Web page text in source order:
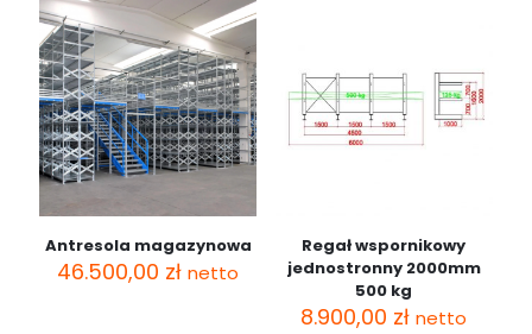
Antresola magazynowa
46.500,00 zł netto
Regał wspornikowy
jednostronny 2000mm
500 kg
8.900,00 zł netto